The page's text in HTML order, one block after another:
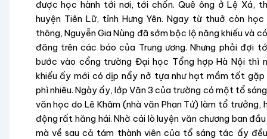
được học hành tới nơi, tới chốn. Quê ông ở Lệ Xá,
huyện Tiên Lữ, tỉnh Hưng Yên. Ngay từ thuở còn học
thông, Nguyễn Gia Nùng đã sớm bộc lộ năng khiếu và
đăng trên các báo của Trung ương. Nhưng phải đợi
bước vào cổng trường Đại học Tổng hợp Hà Nội thì
khiếu ấy mới có dịp nẩy nở tựa như hạt mầm tốt
phì nhiêu. Ngày ấy, lớp Văn 3 của trường có một tổ
văn học do Lê Khâm (nhà văn Phan Tứ) làm tổ trưởng,
động rất hăng hái. Nhờ cái lò luyện văn chương ban
mà về sau cả tám thành viên của tổ sáng tác ấy